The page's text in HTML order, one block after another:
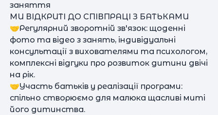
заняття
МИ ВІДКРИТІ ДО СПІВПРАЦІ З БАТЬКАМИ
🤝Регулярний зворотній зв'язок: щоденні
фото та відео з занять, індивідуальні
консультації з вихователями та психологом,
комплексні відгуки про розвиток дитини двічі
на рік.
🤝Участь батьків у реалізації програми:
спільно створюємо для малюка щасливі миті
його дитинства.